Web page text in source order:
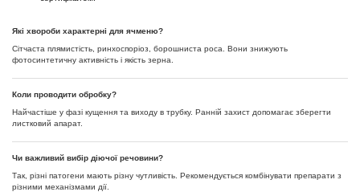
Які хвороби характерні для ячменю?
Сітчаста плямистість, ринхоспоріоз, борошниста роса. Вони знижують
фотосинтетичну активність і якість зерна.
Коли проводити обробку?
Найчастіше у фазі кущення та виходу в трубку. Ранній захист допомагає зберегти
листковий апарат.
Чи важливий вибір діючої речовини?
Так, різні патогени мають різну чутливість. Рекомендується комбінувати препарати з
різними механізмами дії.